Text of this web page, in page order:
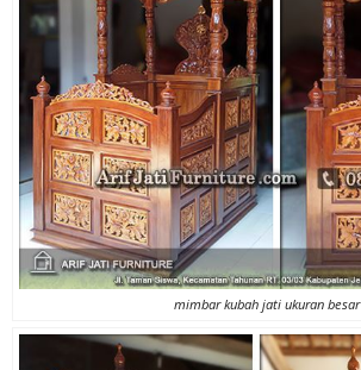
mimbar kubah jati ukuran besar